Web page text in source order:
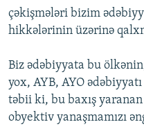
çəkişmələri bizim
hikkələrinin üzərinə
Biz ədəbiyyata bu
yox, AYB, AYO
təbii ki, bu baxış
obyektiv yanaşmamızı